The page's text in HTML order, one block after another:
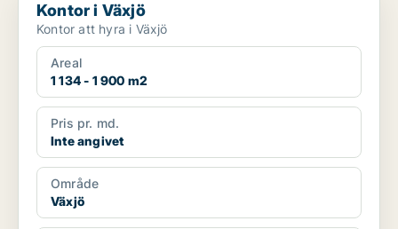
Kontor i Växjö
Kontor att hyra i Växjö
Areal
1 134 - 1 900 m2
Pris pr. md.
Inte angivet
Område
Växjö